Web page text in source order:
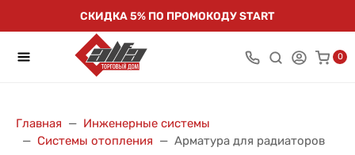
СКИДКА 5% ПО ПРОМОКОДУ START
0
Главная
Инженерные системы
Системы отопления
Арматура для радиаторов